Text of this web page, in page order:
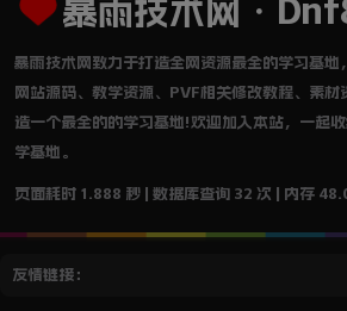
暴雨技术网・
暴雨技术网致力于打造全网资源最全的学习基地
网站源码、教学资源、PVF相关修改教程、素材
造一个最全的的学习基地!欢迎加入本站，一起
学基地。
页面耗时 1.888 秒 | 数据库查询 32 次 | 内存
友情链接：